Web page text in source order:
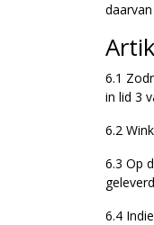
6.1
in lid 3
6.2
6.3 Op
6.4